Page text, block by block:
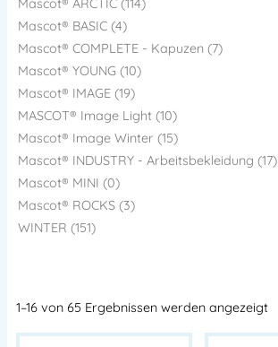
Mascot® ARCTIC (114)
Mascot® BASIC (4)
Mascot® COMPLETE - Kapuzen (7)
Mascot® YOUNG (10)
Mascot® IMAGE (19)
MASCOT® Image Light (10)
Mascot® Image Winter (15)
Mascot® INDUSTRY - Arbeitsbekleidung (17)
Mascot® MINI (0)
Mascot® ROCKS (3)
WINTER (151)
1–16 von 65 Ergebnissen werden angezeigt